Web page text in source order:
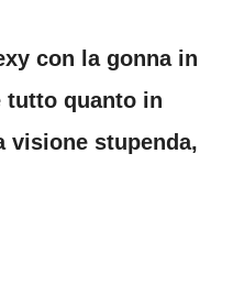
con la gonna in
tutto quanto in
visione stupenda,